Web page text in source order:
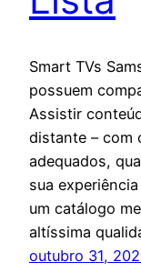
Smart TVs
possuem
Assistir
distante – com
adequados,
sua
um catálogo
altíssima
outubro 31,